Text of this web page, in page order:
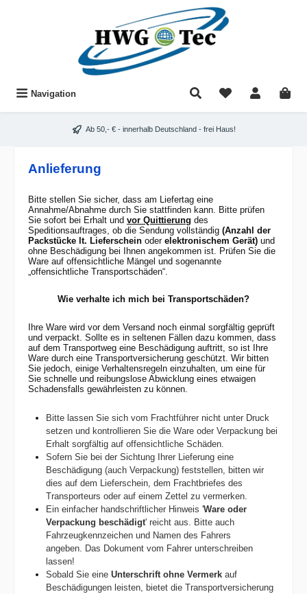
Navigation Du hast 0
Ab 50,- € - innerhalb Deutschland - frei Haus!
Anlieferung
Bitte stellen Sie sicher, dass am Liefertag eine
Annahme/Abnahme durch Sie stattfinden kann. Bitte prüfen
Sie sofort bei Erhalt und vor Quittierung des
Speditionsauftrages, ob die Sendung vollständig (Anzahl der
Packstücke lt. Lieferschein oder elektronischem Gerät) und
ohne Beschädigung bei Ihnen angekommen ist. Prüfen Sie die
Ware auf offensichtliche Mängel und sogenannte
„offensichtliche Transportschäden“.
Wie verhalte ich mich bei Transportschäden?
Ihre Ware wird vor dem Versand noch einmal sorgfältig geprüft
und verpackt. Sollte es in seltenen Fällen dazu kommen, dass
auf dem Transportweg eine Beschädigung auftritt, so ist Ihre
Ware durch eine Transportversicherung geschützt. Wir bitten
Sie jedoch, einige Verhaltensregeln einzuhalten, um eine für
Sie schnelle und reibungslose Abwicklung eines etwaigen
Schadensfalls gewährleisten zu können.
Bitte lassen Sie sich vom Frachtführer nicht unter Druck
setzen und kontrollieren Sie die Ware oder Verpackung bei
Erhalt sorgfältig auf offensichtliche Schäden.
Sofern Sie bei der Sichtung Ihrer Lieferung eine
Beschädigung (auch Verpackung) feststellen, bitten wir
dies auf dem Lieferschein, dem Frachtbriefes des
Transporteurs oder auf einem Zettel zu vermerken.
Ein einfacher handschriftlicher Hinweis 'Ware oder
Verpackung beschädigt' reicht aus. Bitte auch
Fahrzeugkennzeichen und Namen des Fahrers
angeben. Das Dokument vom Fahrer unterschreiben
lassen!
Sobald Sie eine Unterschrift ohne Vermerkauf
Beschädigungen leisten, bietet die Transportversicherung